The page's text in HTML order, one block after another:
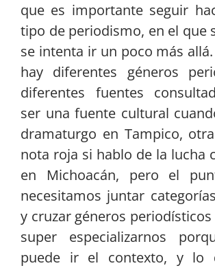
que es importante seguir
tipo de periodismo, en el que
se intenta ir un poco más
hay diferentes géneros
diferentes fuentes
ser una fuente cultural
dramaturgo en Tampico,
nota roja si hablo de la lucha
en Michoacán, pero el
necesitamos juntar
y cruzar géneros
super especializarnos
puede ir el contexto, y lo